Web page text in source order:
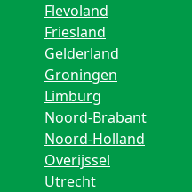
Flevoland
Friesland
Gelderland
Groningen
Limburg
Noord-Brabant
Noord-Holland
Overijssel
Utrecht